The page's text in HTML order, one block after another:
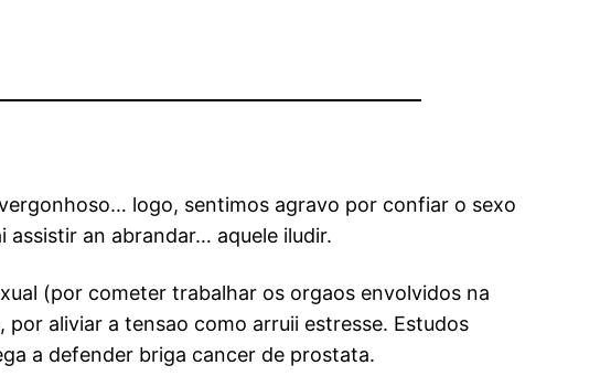
logo, sentimos agravo por confiar o sexo
an abrandar… aquele iludir.
(por cometer trabalhar os orgaos envolvidos na
aliviar a tensao como arruii estresse. Estudos
a defender briga cancer de prostata.